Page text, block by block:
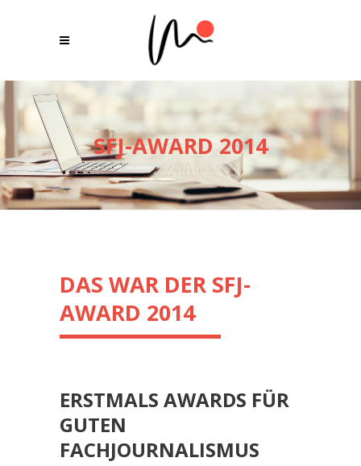
SFJ-AWARD 2014
DAS WAR DER SFJ-
AWARD 2014
ERSTMALS AWARDS FÜR
GUTEN
FACHJOURNALISMUS